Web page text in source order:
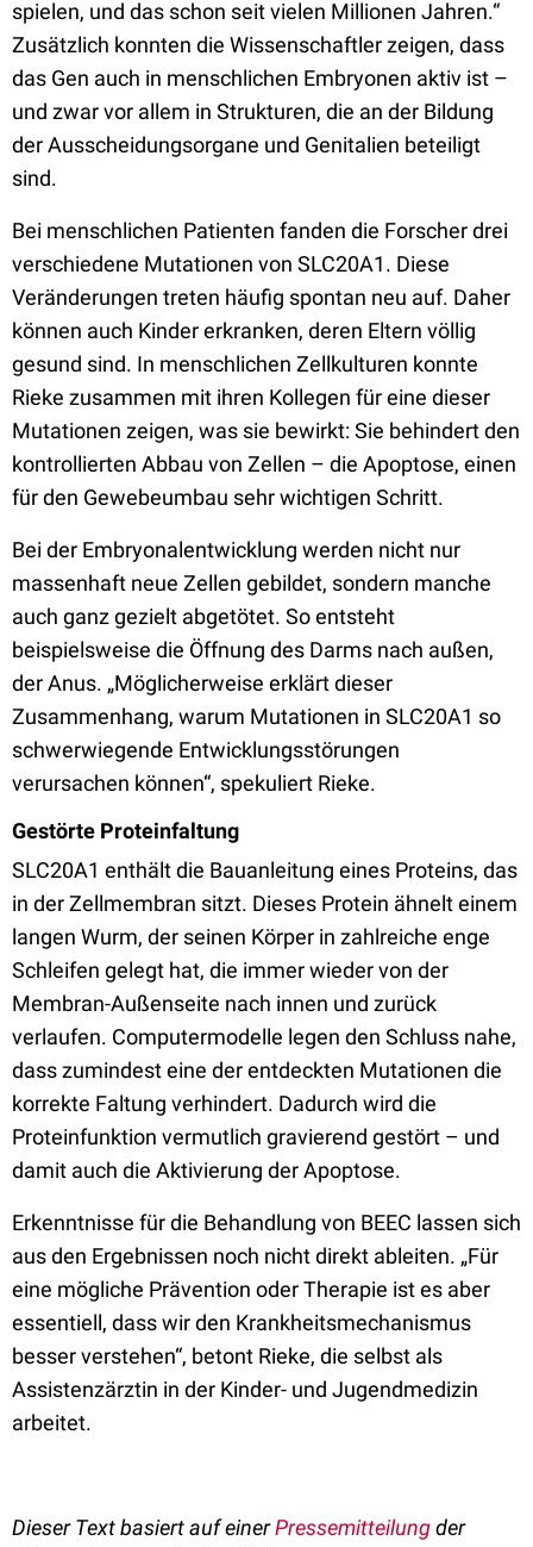
spielen, und das schon seit vielen Millionen Jahren.“
Zusätzlich konnten die Wissenschaftler zeigen, dass
das Gen auch in menschlichen Embryonen aktiv ist –
und zwar vor allem in Strukturen, die an der Bildung
der Ausscheidungsorgane und Genitalien beteiligt
sind.
Bei menschlichen Patienten fanden die Forscher drei
verschiedene Mutationen von SLC20A1. Diese
Veränderungen treten häufig spontan neu auf. Daher
können auch Kinder erkranken, deren Eltern völlig
gesund sind. In menschlichen Zellkulturen konnte
Rieke zusammen mit ihren Kollegen für eine dieser
Mutationen zeigen, was sie bewirkt: Sie behindert den
kontrollierten Abbau von Zellen – die Apoptose, einen
für den Gewebeumbau sehr wichtigen Schritt.
Bei der Embryonalentwicklung werden nicht nur
massenhaft neue Zellen gebildet, sondern manche
auch ganz gezielt abgetötet. So entsteht
beispielsweise die Öffnung des Darms nach außen,
der Anus. „Möglicherweise erklärt dieser
Zusammenhang, warum Mutationen in SLC20A1 so
schwerwiegende Entwicklungsstörungen
verursachen können“, spekuliert Rieke.
Gestörte Proteinfaltung
SLC20A1 enthält die Bauanleitung eines Proteins, das
in der Zellmembran sitzt. Dieses Protein ähnelt einem
langen Wurm, der seinen Körper in zahlreiche enge
Schleifen gelegt hat, die immer wieder von der
Membran-Außenseite nach innen und zurück
verlaufen. Computermodelle legen den Schluss nahe,
dass zumindest eine der entdeckten Mutationen die
korrekte Faltung verhindert. Dadurch wird die
Proteinfunktion vermutlich gravierend gestört – und
damit auch die Aktivierung der Apoptose.
Erkenntnisse für die Behandlung von BEEC lassen sich
aus den Ergebnissen noch nicht direkt ableiten. „Für
eine mögliche Prävention oder Therapie ist es aber
essentiell, dass wir den Krankheitsmechanismus
besser verstehen“, betont Rieke, die selbst als
Assistenzärztin in der Kinder- und Jugendmedizin
arbeitet.
Dieser Text basiert auf einerPressemitteilungder